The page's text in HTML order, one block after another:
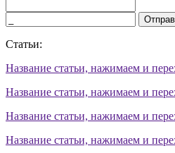
Статьи:
Название статьи, нажимаем и
Название статьи, нажимаем и
Название статьи, нажимаем и
Название статьи, нажимаем и